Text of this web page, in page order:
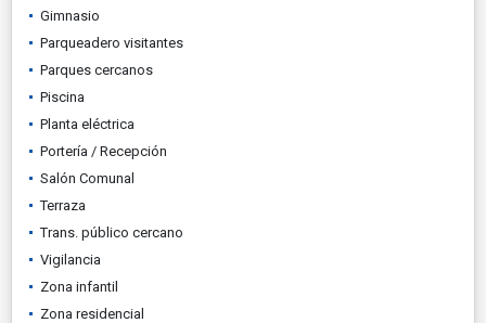
Gimnasio
Parqueadero visitantes
Parques cercanos
Piscina
Planta eléctrica
Portería / Recepción
Salón Comunal
Terraza
Trans. público cercano
Vigilancia
Zona infantil
Zona residencial